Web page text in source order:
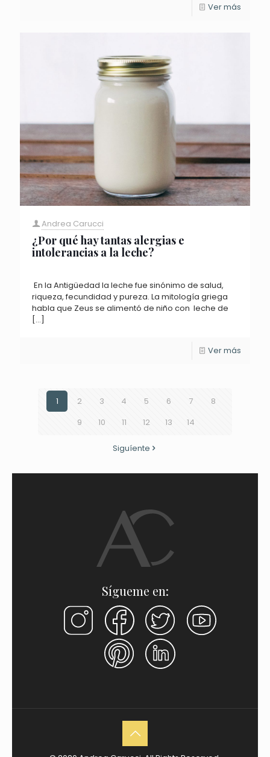
Ver más
Andrea Carucci
¿Por qué hay tantas alergias e
intolerancias a la leche?
En la Antigüedad la leche fue sinónimo de salud,
riqueza, fecundidad y pureza. La mitología griega
habla que Zeus se alimentó de niño con leche de
[…]
Ver más
1 2 3 4 5 6 7
8
9
10 11 12 13 14
Siguíente
Sígueme en: